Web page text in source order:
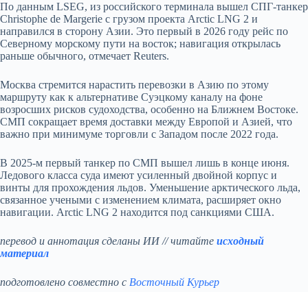
По данным LSEG, из российского терминала вышел СПГ-танкер
Christophe de Margerie с грузом проекта Arctic LNG 2 и
направился в сторону Азии. Это первый в 2026 году рейс по
Северному морскому пути на восток; навигация открылась
раньше обычного, отмечает Reuters.
Москва стремится нарастить перевозки в Азию по этому
маршруту как к альтернативе Суэцкому каналу на фоне
возросших рисков судоходства, особенно на Ближнем Востоке.
СМП сокращает время доставки между Европой и Азией, что
важно при минимуме торговли с Западом после 2022 года.
В 2025-м первый танкер по СМП вышел лишь в конце июня.
Ледового класса суда имеют усиленный двойной корпус и
винты для прохождения льдов. Уменьшение арктического льда,
связанное учеными с изменением климата, расширяет окно
навигации. Arctic LNG 2 находится под санкциями США.
перевод и аннотация сделаны ИИ // читайте исходный
материал
подготовлено совместно с Восточный Курьер